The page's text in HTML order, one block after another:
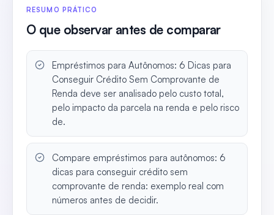
RESUMO PRÁTICO
O que observar antes de comparar
Empréstimos para Autônomos: 6 Dicas para
Conseguir Crédito Sem Comprovante de
Renda deve ser analisado pelo custo total,
pelo impacto da parcela na renda e pelo risco
de.
Compare empréstimos para autônomos: 6
dicas para conseguir crédito sem
comprovante de renda: exemplo real com
números antes de decidir.